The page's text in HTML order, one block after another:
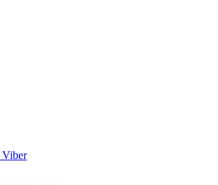
Viber